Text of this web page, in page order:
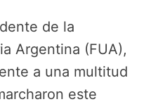
de la
Argentina (FUA),
a una multitud
este